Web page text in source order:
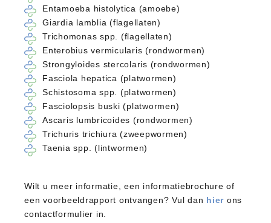
Entamoeba histolytica (amoebe)
Giardia lamblia (flagellaten)
Trichomonas spp. (flagellaten)
Enterobius vermicularis (rondwormen)
Strongyloides stercolaris (rondwormen)
Fasciola hepatica (platwormen)
Schistosoma spp. (platwormen)
Fasciolopsis buski (platwormen)
Ascaris lumbricoides (rondwormen)
Trichuris trichiura (zweepwormen)
Taenia spp. (lintwormen)
Wilt u meer informatie, een informatiebrochure of
een voorbeeldrapport ontvangen? Vul dan hier ons
contactformulier in.